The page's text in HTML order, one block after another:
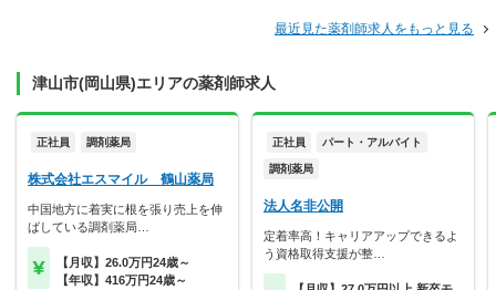
最近見た薬剤師求人をもっと見る
津山市(岡山県)エリアの薬剤師求人
正社員 調剤薬局
株式会社エスマイル 鶴山薬局
中国地方に着実に根を張り売上を伸
ばしている調剤薬局…
【月収】26.0万円24歳～
【年収】416万円24歳～
正社員 パート・アルバイト
調剤薬局
法人名非公開
定着率高！キャリアアップできるよ
う資格取得支援が整…